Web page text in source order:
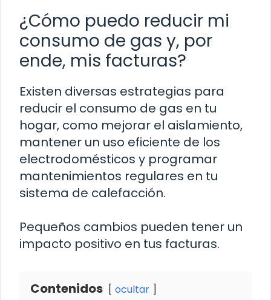
¿Cómo puedo reducir mi
consumo de gas y, por
ende, mis facturas?
Existen diversas estrategias para
reducir el consumo de gas en tu
hogar, como mejorar el aislamiento,
mantener un uso eficiente de los
electrodomésticos y programar
mantenimientos regulares en tu
sistema de calefacción.
Pequeños cambios pueden tener un
impacto positivo en tus facturas.
Contenidos ocultar